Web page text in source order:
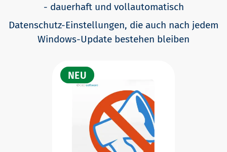
- dauerhaft und vollautomatisch
Datenschutz-Einstellungen, die auch nach jedem
Windows-Update bestehen bleiben